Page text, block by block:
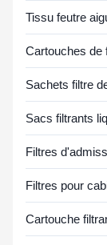
Tissu feutre
Cartouches de
Sachets filtre
Sacs filtrants
Filtres
Filtres pour
Cartouche